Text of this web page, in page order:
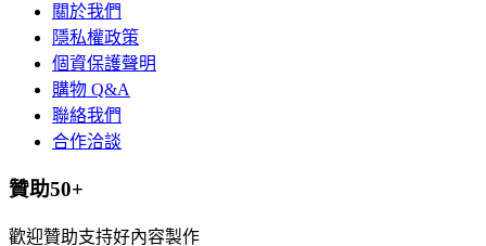
關於我們
隱私權政策
個資保護聲明
購物 Q&A
聯絡我們
合作洽談
贊助50+
歡迎贊助支持好內容製作